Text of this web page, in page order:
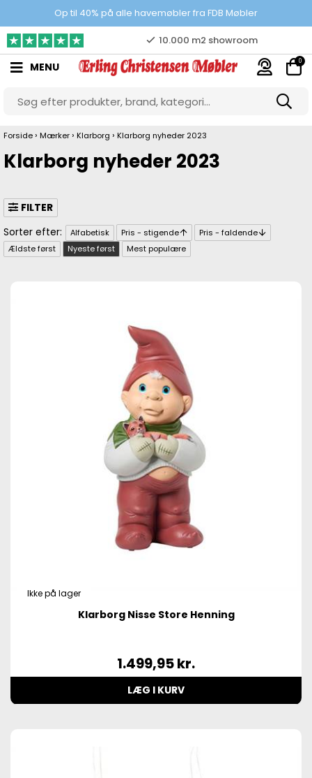
Op til 40% på alle havemøbler fra FDB Møbler
Prisgaranti
10.000 m2 showroom
Gratis & gode parkeringsforhold
MENU 0
Forside › Mærker › Klarborg › Klarborg nyheder 2023
Klarborg nyheder 2023
FILTER
Alfabetisk Pris - stigende
Pris - faldende
Ældste først
Nyeste først Mest populære
Ikke på lager
Klarborg Nisse Store Henning
1.499,95kr.
LÆG I KURV